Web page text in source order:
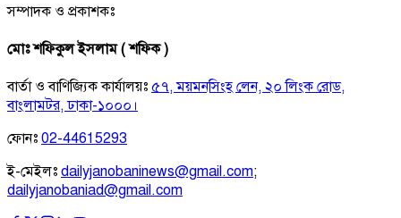
সম্পাদক ও প্রকাশকঃ
মোঃ শফিকুল ইসলাম ( শফিক )
বার্তা ও বাণিজ্যিক কার্যালয়ঃ ৫৭, ময়মনসিংহ লেন, ২০ লিংক রোড,
বাংলামটর, ঢাকা-১০০০।
ফোনঃ 02-44615293
ই-মেইলঃ dailyjanobaninews@gmail.com;
dailyjanobaniad@gmail.com